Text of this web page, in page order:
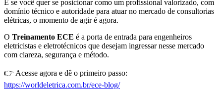
E se você quer se posicionar como um profissional valorizado, com
domínio técnico e autoridade para atuar no mercado de consultorias
elétricas, o momento de agir é agora.
O Treinamento ECE é a porta de entrada para engenheiros
eletricistas e eletrotécnicos que desejam ingressar nesse mercado
com clareza, segurança e método.
👉 Acesse agora e dê o primeiro passo:
https://worldeletrica.com.br/ece-blog/